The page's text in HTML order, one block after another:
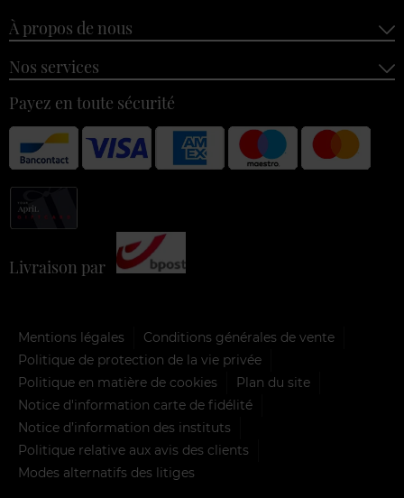
À propos de nous
Nos services
Payez en toute sécurité
Livraison par
Mentions légales
Conditions générales de vente
Politique de protection de la vie privée
Politique en matière de cookies
Plan du site
Notice d'information carte de fidélité
Notice d’information des instituts
Politique relative aux avis des clients
Modes alternatifs des litiges